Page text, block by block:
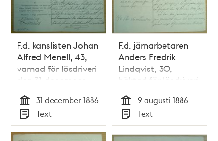
F.d. kanslisten Johan
Alfred Menell, 43,
varnad för lösdriveri
den 31 december
1886 –
förhörsprotokoll
Tid
31 december 1886
Typ
Text
F.d. järnarbetaren
Anders Fredrik
Lindqvist, 30,
häktad för lösdriveri
9 augusti 1886 -
polisförhör
Tid
9 augusti 1886
Typ
Text